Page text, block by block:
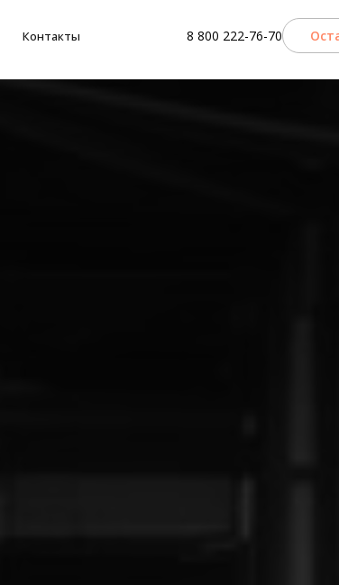
Контакты 8 800 222-76-70